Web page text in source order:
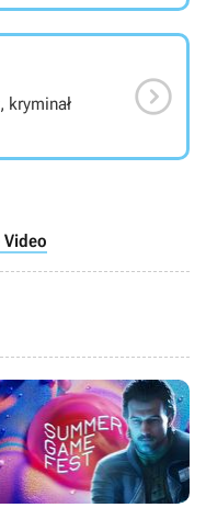
kryminał 
Video